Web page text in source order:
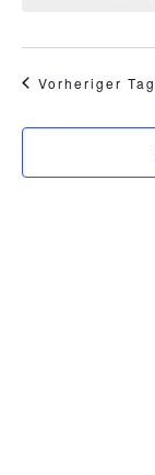
Vorheriger Tag